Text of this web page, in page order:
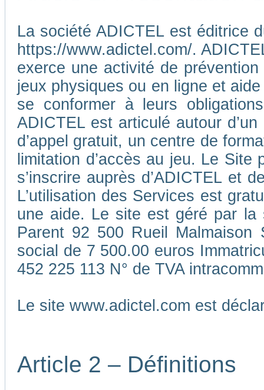
La société ADICTEL est éditrice
https://www.adictel.com/.
exerce une activité de
jeux physiques ou en ligne et
se conformer à leurs
ADICTEL est articulé autour
d’appel gratuit, un centre de
limitation d’accès au jeu. Le
s’inscrire auprès d’ADICTEL et
L’utilisation des Services est
une aide. Le site est géré par la
Parent 92 500 Rueil Malmaison
social de 7 500.00 euros
452 225 113 N° de TVA
Le site www.adictel.com est
Article 2 – Définitions